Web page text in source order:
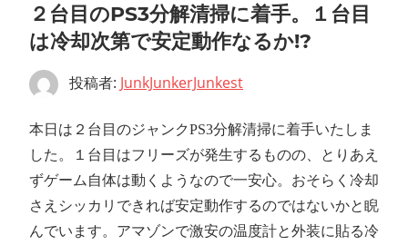
２台目のPS3分解清掃に着手。１台目
は冷却次第で安定動作なるか!?
投稿者: JunkJunkerJunkest
本日は２台目のジャンクPS3分解清掃に着手いたしま
した。１台目はフリーズが発生するものの、とりあえ
ずゲーム自体は動くようなので一安心。おそらく冷却
さえシッカリできれば安定動作するのではないかと睨
んでいます。アマゾンで激安の温度計と外装に貼る冷